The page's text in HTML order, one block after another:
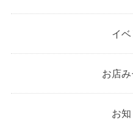
イベ
お店み
お